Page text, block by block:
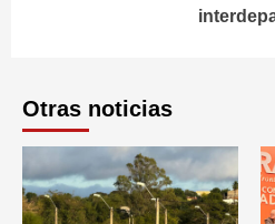
Otras noticias